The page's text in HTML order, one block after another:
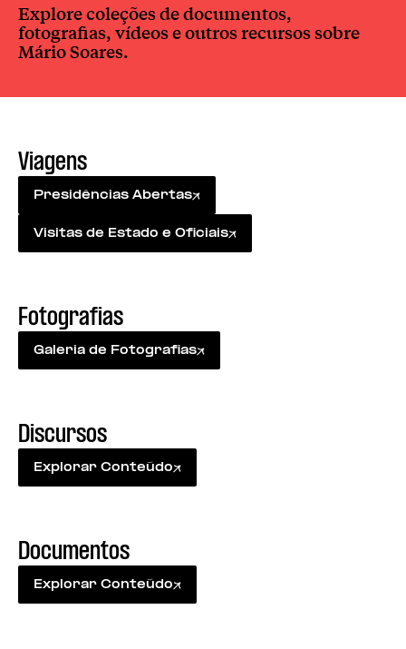
Explore coleções de documentos,
fotografias, vídeos e outros recursos sobre
Mário Soares.
Viagens
Presidências Abertas
Visitas de Estado e Oficiais
Fotografias
Galeria de Fotografias
Discursos
Explorar Conteúdo
Documentos
Explorar Conteúdo